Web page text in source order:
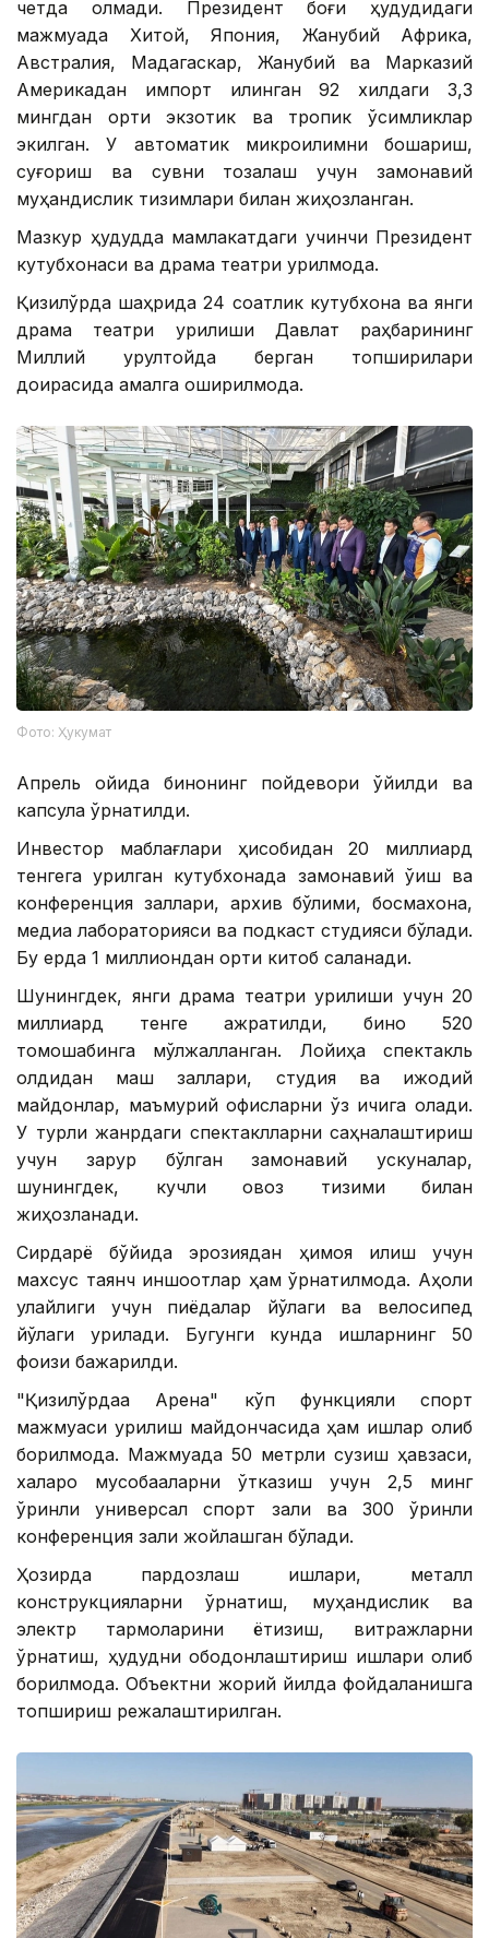
четда қолмади. Президент боғи ҳудудидаги
мажмуада Хитой, Япония, Жанубий Африка,
Австралия, Мадагаскар, Жанубий ва Марказий
Америкадан импорт қилинган 92 хилдаги 3,3
мингдан ортиқ экзотик ва тропик ўсимликлар
экилган. У автоматик микроиқлимни бошқариш,
суғориш ва сувни тозалаш учун замонавий
муҳандислик тизимлари билан жиҳозланган.
Мазкур ҳудудда мамлакатдаги учинчи Президент
кутубхонаси ва драма театри қурилмоқда.
Қизилўрда шаҳрида 24 соатлик кутубхона ва янги
драма театри қурилиши Давлат раҳбарининг
Миллий қурултойда берган топшириқлари
доирасида амалга оширилмоқда.
Фото: Ҳукумат
Апрель ойида бинонинг пойдевори қўйилди ва
капсула ўрнатилди.
Инвестор маблағлари ҳисобидан 20 миллиард
тенгега қурилган кутубхонада замонавий ўқиш ва
конференция заллари, архив бўлими, босмахона,
медиа лабораторияси ва подкаст студияси бўлади.
Бу ерда 1 миллиондан ортиқ китоб сақланади.
Шунингдек, янги драма театри қурилиши учун 20
миллиард тенге ажратилди, бино 520
томошабинга мўлжалланган. Лойиҳа спектакль
олдидан машқ заллари, студия ва ижодий
майдонлар, маъмурий офисларни ўз ичига олади.
У турли жанрдаги спектаклларни саҳналаштириш
учун зарур бўлган замонавий ускуналар,
шунингдек, кучли овоз тизими билан
жиҳозланади.
Сирдарё бўйида эрозиядан ҳимоя қилиш учун
махсус таянч иншоотлар ҳам ўрнатилмоқда. Аҳоли
қулайлиги учун пиёдалар йўлаги ва велосипед
йўлаги қурилади. Бугунги кунда ишларнинг 50
фоизи бажарилди.
"Қизилўрдаа Арена" кўп функцияли спорт
мажмуаси қурилиш майдончасида ҳам ишлар олиб
борилмоқда. Мажмуада 50 метрли сузиш ҳавзаси,
халқаро мусобақаларни ўтказиш учун 2,5 минг
ўринли универсал спорт зали ва 300 ўринли
конференция зали жойлашган бўлади.
Ҳозирда пардозлаш ишлари, металл
конструкцияларни ўрнатиш, муҳандислик ва
электр тармоқларини ётқизиш, витражларни
ўрнатиш, ҳудудни ободонлаштириш ишлари олиб
борилмоқда. Объектни жорий йилда фойдаланишга
топшириш режалаштирилган.